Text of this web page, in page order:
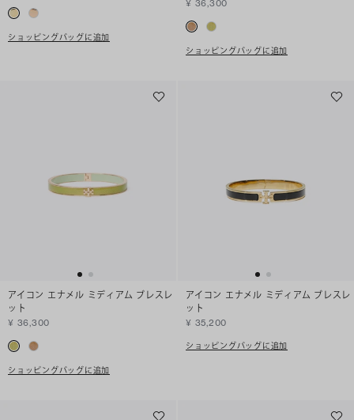
ショッピングバッグに追加
¥ 36,300
ショッピングバッグに追加
アイコン エナメル ミディアム ブレスレ
ット
¥ 36,300
ショッピングバッグに追加
アイコン エナメル ミディアム ブレスレ
ット
¥ 35,200
ショッピングバッグに追加